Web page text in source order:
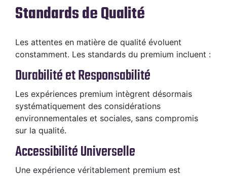
Standards de Qualité
Les attentes en matière de qualité évoluent
constamment. Les standards du premium incluent :
Durabilité et Responsabilité
Les expériences premium intègrent désormais
systématiquement des considérations
environnementales et sociales, sans compromis
sur la qualité.
Accessibilité Universelle
Une expérience véritablement premium est